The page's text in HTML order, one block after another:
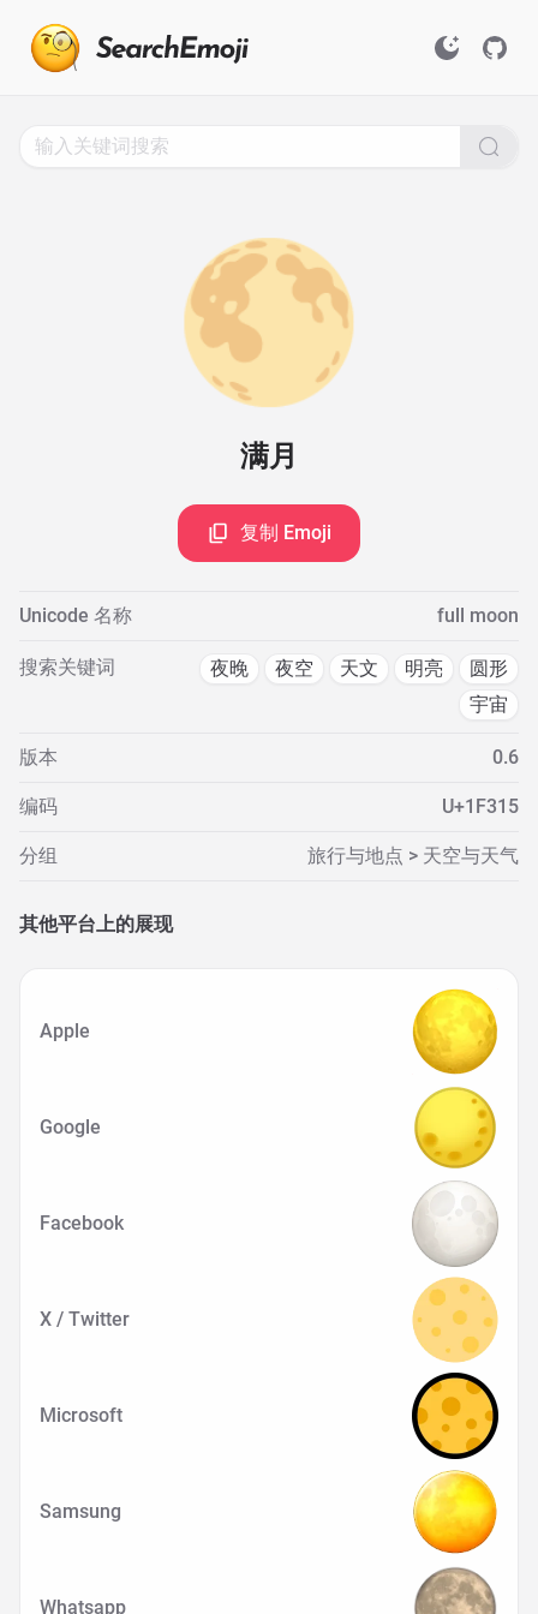
🌕
满月
复制 Emoji
Unicode 名称 full moon
搜索关键词 夜晚 夜空 天文 明亮
圆形
宇宙
版本 0.6
编码 U+1F315
分组 旅行与地点 > 天空与天气
其他平台上的展现
Apple
Google
Facebook
X / Twitter
Microsoft
Samsung
Whatsapp